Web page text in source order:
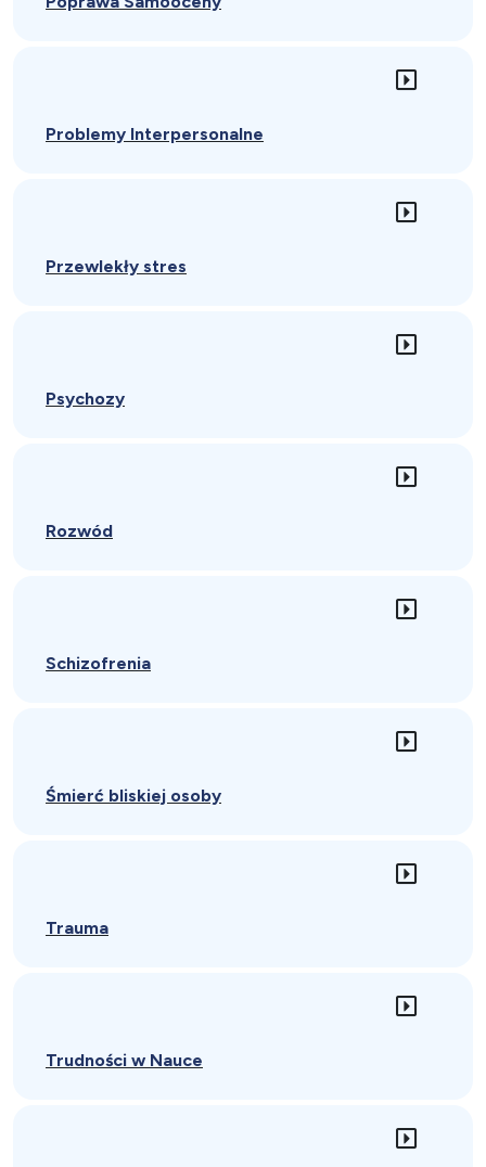
Problemy Interpersonalne
Przewlekły stres
Psychozy
Rozwód
Schizofrenia
Śmierć bliskiej osoby
Trauma
Trudności w Nauce